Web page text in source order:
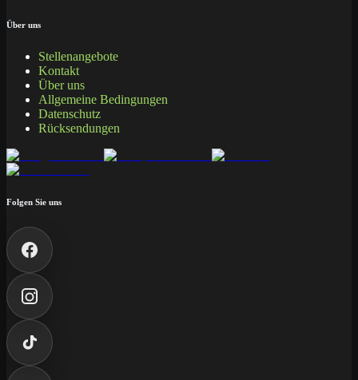
Über uns
Stellenangebote
Kontakt
Über uns
Allgemeine Bedingungen
Datenschutz
Rücksendungen
Folgen Sie uns